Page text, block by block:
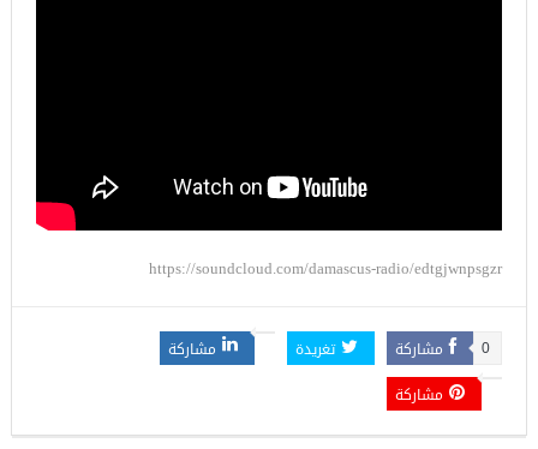
https://soundcloud.com/damascus-radio/edtgjwnpsgzr
مشاركة 0 تغريدة
مشاركة
مشاركة